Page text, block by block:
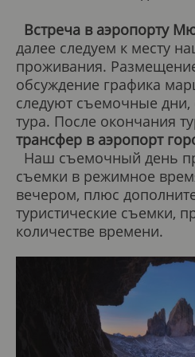
Встреча в аэропорту
далее следуем к месту
проживания.
обсуждение графика
следуют съемочные дни,
тура. После окончания
трансфер в аэропорт
Наш съемочный день
съемки в режимное
вечером, плюс
туристические съемки,
количестве времени.